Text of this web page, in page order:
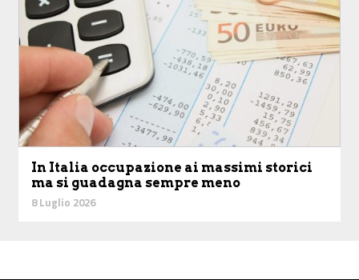
In Italia occupazione ai massimi storici
ma si guadagna sempre meno
8 Luglio 2026